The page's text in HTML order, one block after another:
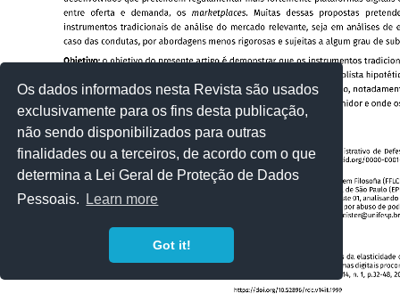
Os dados informados nesta Revista são usados
exclusivamente para os fins desta publicação,
não sendo disponibilizados para outras
finalidades ou a terceiros, de acordo com o que
determina a Lei Geral de Proteção de Dados
Pessoais.
Learn more
Got it!